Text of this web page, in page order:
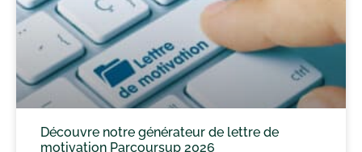
Découvre notre générateur de lettre de
motivation Parcoursup 2026